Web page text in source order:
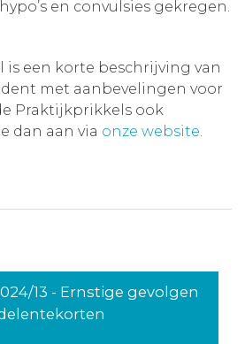
en convulsies gekregen.
is een korte beschrijving van
met aanbevelingen voor
Praktijkprikkels ook
dan aan via onze website.
13 - Ernstige gevolgen